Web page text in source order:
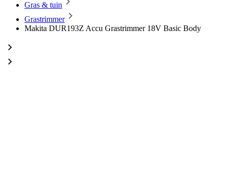
Gras & tuin
Grastrimmer
Makita DUR193Z Accu Grastrimmer 18V Basic Body